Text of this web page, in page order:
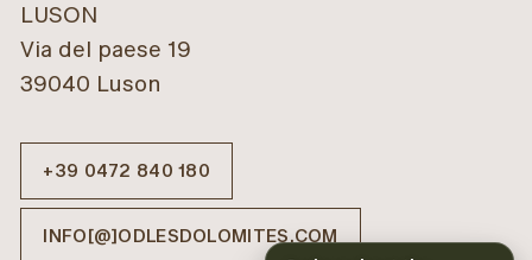
LUSON
Via del paese 19
39040 Luson
+39 0472 840 180
INFO[@]ODLESDOLOMITES.COM